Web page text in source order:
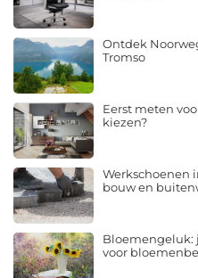
Ontdek
Tromso
Eerst meten
kiezen?
Werkschoenen
bouw en
Bloemengeluk:
voor